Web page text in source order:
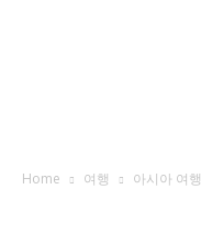
Home 여행 아시아 여행